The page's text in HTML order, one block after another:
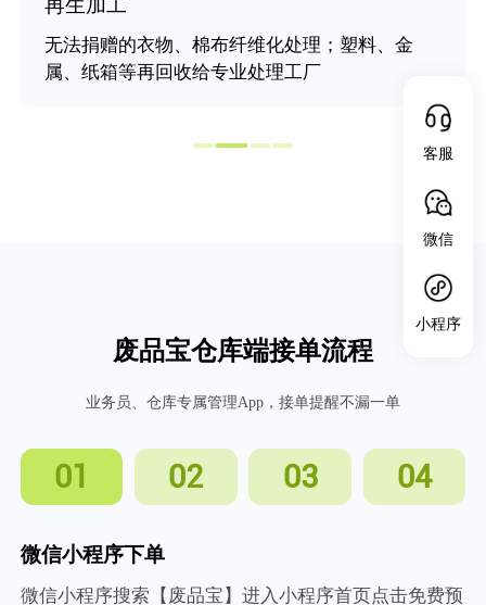
再生加工
无法捐赠的衣物、棉布纤维化处理；塑料、金
属、纸箱等再回收给专业处理工厂
废品宝仓库端接单流程
业务员、仓库专属管理App，接单提醒不漏一单
01 02 03 04
微信小程序下单
微信小程序搜索【废品宝】进入小程序首页点击免费预
客服
微信
小程序